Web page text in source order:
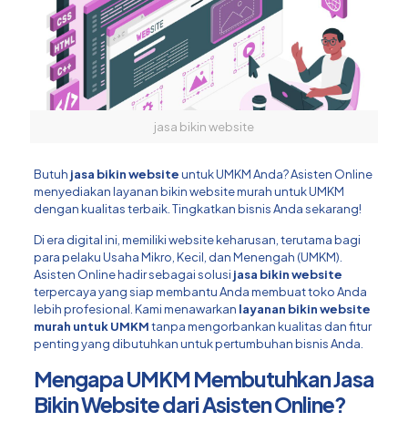
jasa bikin website
Butuh jasa bikin websiteuntuk UMKM Anda? Asisten Online
menyediakan layanan bikin website murah untuk UMKM
dengan kualitas terbaik. Tingkatkan bisnis Anda sekarang!
Di era digital ini, memiliki website keharusan, terutama bagi
para pelaku Usaha Mikro, Kecil, dan Menengah (UMKM).
Asisten Online hadir sebagai solusi jasa bikin website
terpercaya yang siap membantu Anda membuat toko Anda
lebih profesional. Kami menawarkan layanan bikin website
murah untuk UMKMtanpa mengorbankan kualitas dan fitur
penting yang dibutuhkan untuk pertumbuhan bisnis Anda.
Mengapa UMKM Membutuhkan Jasa
Bikin Website dari Asisten Online?